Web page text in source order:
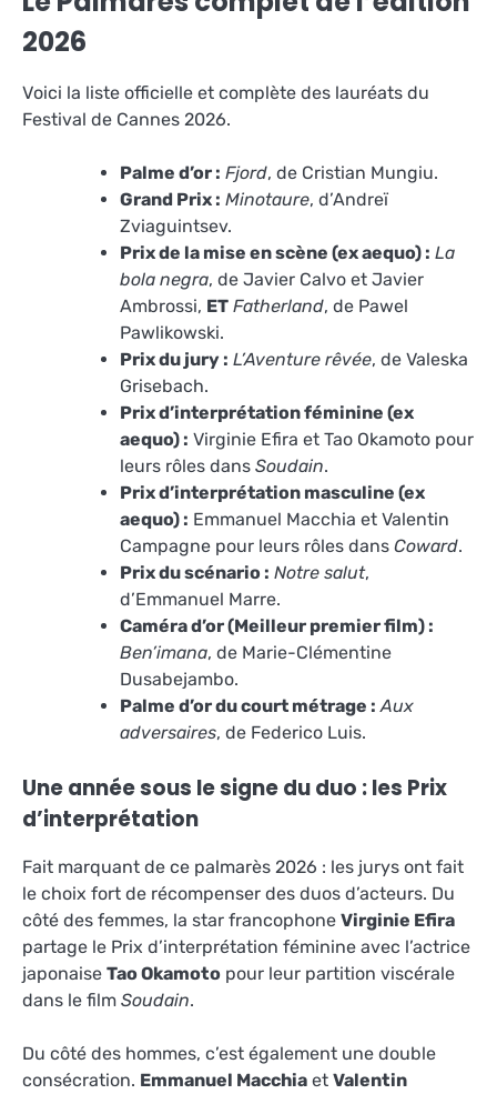
2026
Voici la liste officielle et complète des lauréats du
Festival de Cannes 2026.
Palme d’or : Fjord, de Cristian Mungiu.
Grand Prix : Minotaure, d’Andreï
Zviaguintsev.
Prix de la mise en scène (ex aequo) : La
bola negra, de Javier Calvo et Javier
Ambrossi, ET Fatherland, de Pawel
Pawlikowski.
Prix du jury : L’Aventure rêvée, de Valeska
Grisebach.
Prix d’interprétation féminine (ex
aequo) : Virginie Efira et Tao Okamoto pour
leurs rôles dans Soudain.
Prix d’interprétation masculine (ex
aequo) : Emmanuel Macchia et Valentin
Campagne pour leurs rôles dans Coward.
Prix du scénario : Notre salut,
d’Emmanuel Marre.
Caméra d’or (Meilleur premier film) :
Ben’imana, de Marie-Clémentine
Dusabejambo.
Palme d’or du court métrage : Aux
adversaires, de Federico Luis.
Une année sous le signe du duo : les Prix
d’interprétation
Fait marquant de ce palmarès 2026 : les jurys ont fait
le choix fort de récompenser des duos d’acteurs. Du
côté des femmes, la star francophone Virginie Efira
partage le Prix d’interprétation féminine avec l’actrice
japonaise Tao Okamoto pour leur partition viscérale
dans le film Soudain.
Du côté des hommes, c’est également une double
consécration. Emmanuel Macchia et Valentin